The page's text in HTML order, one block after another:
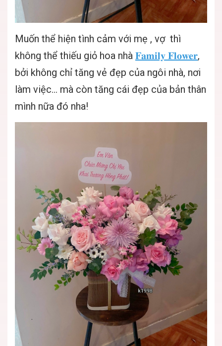
Muốn thể hiện tình cảm với mẹ , vợ thì
không thể thiếu giỏ hoa nhà 𝐅𝐚𝐦𝐢𝐥𝐲 𝐅𝐥𝐨𝐰𝐞𝐫,
bởi không chỉ tăng vẻ đẹp của ngôi nhà, nơi
làm việc... mà còn tăng cái đẹp của bản thân
mình nữa đó nha!